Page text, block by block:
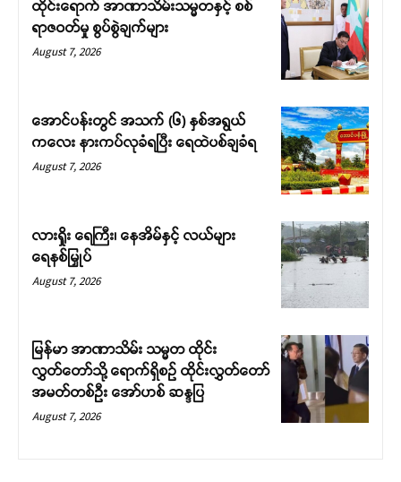
ထိုင်းရောက် အာဏာသိမ်းသမ္မတနှင့် စစ်
ရာဇဝတ်မှု စွပ်စွဲချက်များ
August 7, 2026
အောင်ပန်းတွင် အသက် (၆) နှစ်အရွယ်
ကလေး နားကပ်လုခံရပြီး ရေထဲပစ်ချခံရ
August 7, 2026
လားရှိုး ရေကြီး၊ နေအိမ်နှင့် လယ်များ
ရေနစ်မြှုပ်
August 7, 2026
မြန်မာ အာဏာသိမ်း သမ္မတ ထိုင်း
လွှတ်တော်သို့ ရောက်ရှိစဉ် ထိုင်းလွှတ်တော်
အမတ်တစ်ဦး အော်ဟစ် ဆန္ဒပြ
August 7, 2026